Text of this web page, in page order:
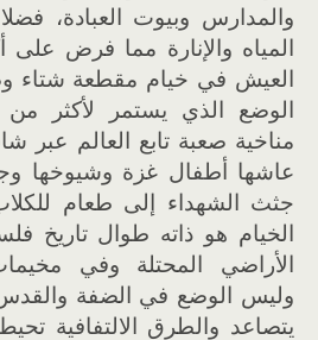
والمدارس وبيوت العبادة،
المياه والإنارة مما فرض
العيش في خيام مقطعة شتاء
الوضع الذي يستمر لأكثر
مناخية صعبة تابع العالم عبر
عاشها أطفال غزة وشيوخها
جثث الشهداء إلى طعام
الخيام هو ذاته طوال تاريخ
الأراضي المحتلة وفي
وليس الوضع في الضفة
يتصاعد والطرق الالتفافية